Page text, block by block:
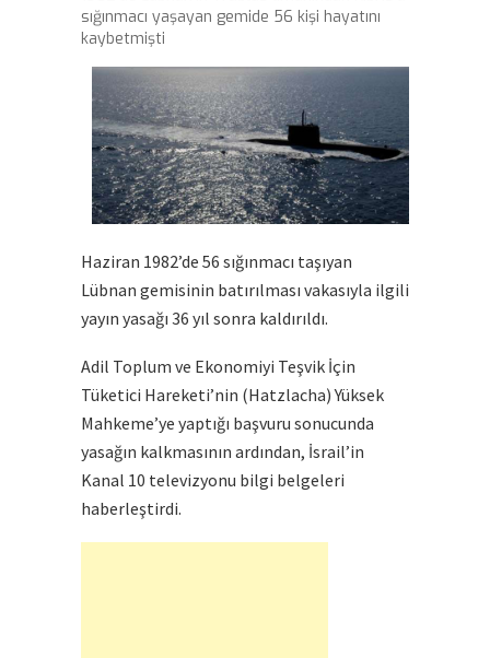
sığınmacı yaşayan gemide 56 kişi hayatını
kaybetmişti
Haziran 1982’de 56 sığınmacı taşıyan
Lübnan gemisinin batırılması vakasıyla ilgili
yayın yasağı 36 yıl sonra kaldırıldı.
Adil Toplum ve Ekonomiyi Teşvik İçin
Tüketici Hareketi’nin (Hatzlacha) Yüksek
Mahkeme’ye yaptığı başvuru sonucunda
yasağın kalkmasının ardından, İsrail’in
Kanal 10 televizyonu bilgi belgeleri
haberleştirdi.